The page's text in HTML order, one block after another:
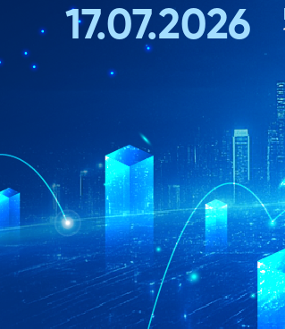
17.07.2026